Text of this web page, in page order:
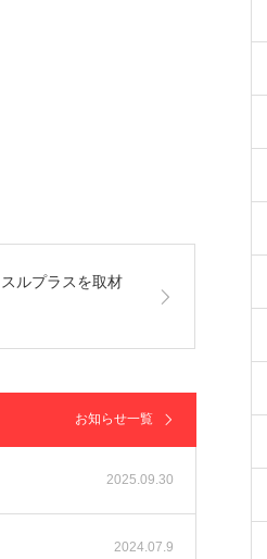
ルプラスを取材
2025.09.30
2024.07.9
お知らせ一覧